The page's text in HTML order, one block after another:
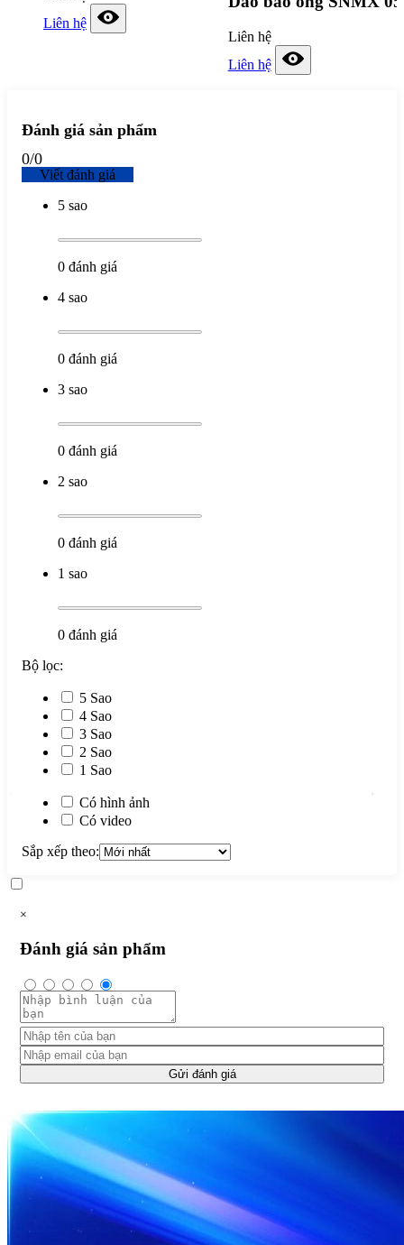
Liên hệ
Liên hệ
Liên hệ
Đánh giá sản phẩm
0/0
Viết đánh giá
5 sao
0 đánh giá
4 sao
0 đánh giá
3 sao
0 đánh giá
2 sao
0 đánh giá
1 sao
0 đánh giá
Bộ lọc:
5 Sao
4 Sao
3 Sao
2 Sao
1 Sao
Có hình ảnh
Có video
Sắp xếp theo:
×
Đánh giá sản phẩm
Gửi đánh giá